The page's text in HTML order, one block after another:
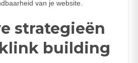
van je website.
strategieën
building